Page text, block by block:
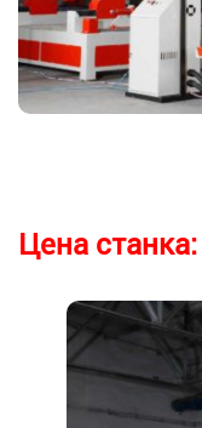
Цена станка: